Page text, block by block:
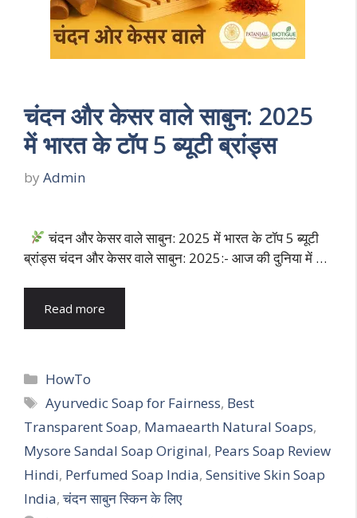
चंदन और केसर वाले साबुन: 2025
में भारत के टॉप 5 ब्यूटी ब्रांड्स
by Admin
चंदन और केसर वाले साबुन: 2025 में भारत के टॉप 5 ब्यूटी
ब्रांड्स चंदन और केसर वाले साबुन: 2025:- आज की दुनिया में …
Read more
Categories
HowTo
Tags
Ayurvedic Soap for Fairness, Best
Transparent Soap, Mamaearth Natural Soaps,
Mysore Sandal Soap Original, Pears Soap Review
Hindi, Perfumed Soap India, Sensitive Skin Soap
India,चंदन साबुन स्किन के लिए